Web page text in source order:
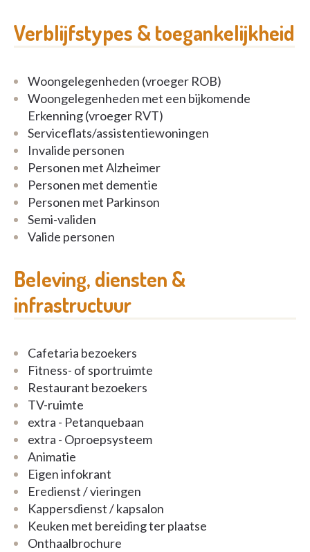
Verblijfstypes & toegankelijkheid
Woongelegenheden (vroeger ROB)
Woongelegenheden met een bijkomende
Erkenning (vroeger RVT)
Serviceflats/assistentiewoningen
Invalide personen
Personen met Alzheimer
Personen met dementie
Personen met Parkinson
Semi-validen
Valide personen
Beleving, diensten &
infrastructuur
Cafetaria bezoekers
Fitness- of sportruimte
Restaurant bezoekers
TV-ruimte
extra - Petanquebaan
extra - Oproepsysteem
Animatie
Eigen infokrant
Eredienst / vieringen
Kappersdienst / kapsalon
Keuken met bereiding ter plaatse
Onthaalbrochure